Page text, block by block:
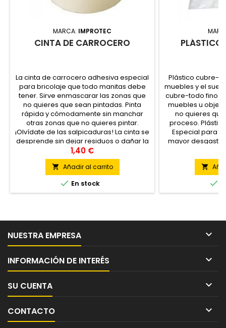
MARCA: IMPROTEC
CINTA DE CARROCERO
La cinta de carrocero adhesiva especial
para bricolaje que todo manitas debe
tener. Sirve enmascarar las zonas que
no quieres que sean pintadas. Pinta
rápida y cómodamente sin manchar
otras zonas que no quieres pintar.
¡Olvídate de las salpicaduras! La cinta se
desprende sin dejar residuos o dañar la
superficie pintada. Permite un fácil
pegado y...
1,40 €
 Añadir al carrito
 En stock
Plástico cubre-
muebles y el
cubre-todo fino.
muebles u
no quieres
proceso.
Especial para
mayor desgaste.


NUESTRA EMPRESA 
INFORMACIÓN DE INTERÉS 
SU CUENTA 
CONTACTO 